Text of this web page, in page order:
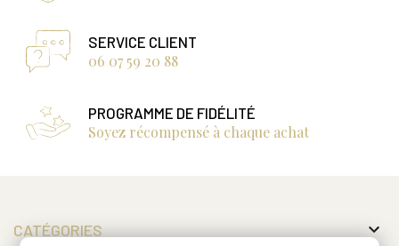
SERVICE CLIENT
06 07 59 20 88
PROGRAMME DE FIDÉLITÉ
Soyez récompensé à chaque achat
CATÉGORIES 